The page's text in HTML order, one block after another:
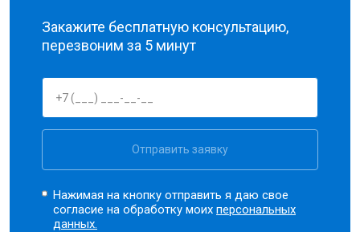
Закажите бесплатную консультацию,
перезвоним за 5 минут
Отправить заявку
Нажимая на кнопку отправить я даю свое
согласие на обработку моихперсональных
данных.